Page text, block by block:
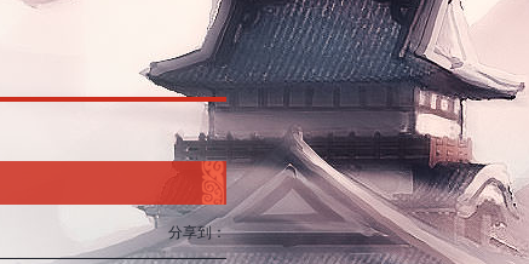
分享到：
热门游戏
最新游戏